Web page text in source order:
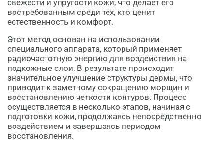
свежести и упругости кожи, что делает его
востребованным среди тех, кто ценит
естественность и комфорт.
Этот метод основан на использовании
специального аппарата, который применяет
радиочастотную энергию для воздействия на
подкожные слои. В результате происходит
значительное улучшение структуры дермы, что
приводит к заметному сокращению морщин и
восстановлению четкости контуров. Процесс
осуществляется в несколько этапов, начиная с
подготовки кожи, продолжаясь непосредственно
воздействием и завершаясь периодом
восстановления.